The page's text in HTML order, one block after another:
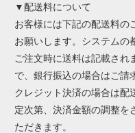
▼配送料について
お客様には下記の配送料の
お願いします。システムの
ご注文時に送料は記載され
で、銀行振込の場合はご請
クレジット決済の場合は配
定次第、決済金額の調整を
ただきます。